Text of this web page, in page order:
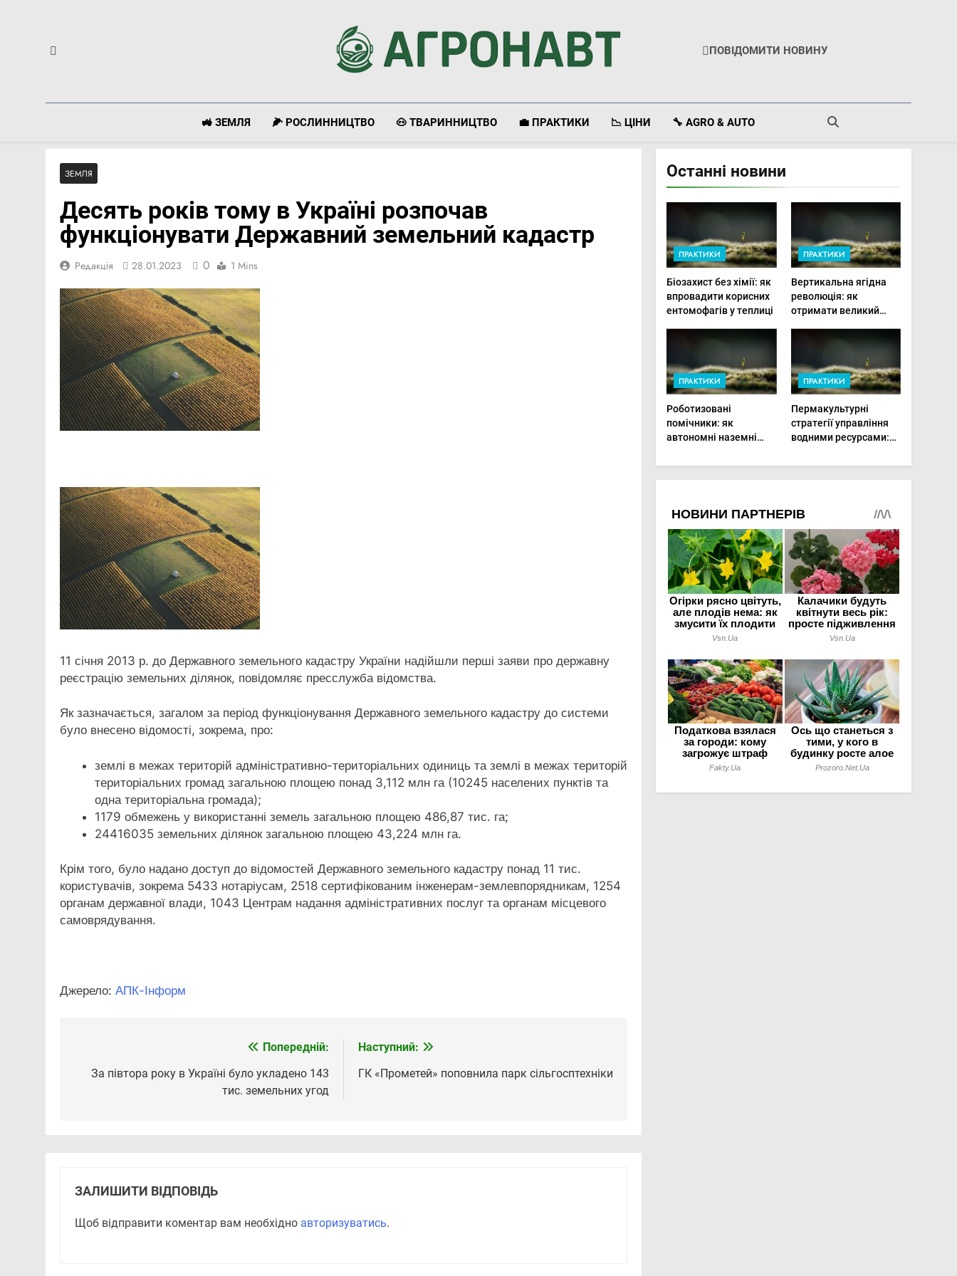
Агронавт
ПОВІДОМИТИ НОВИНУ
🚜 ЗЕМЛЯ 🌽 РОСЛИННИЦТВО 🐽 ТВАРИННИЦТВО 💼 ПРАКТИКИ 📉 ЦІНИ 🔧 AGRO & AUTO
ЗЕМЛЯ
Десять років тому в Україні розпочав
функціонувати Державний земельний кадастр
Редакція 28.01.2023 0 1 Mins
Link
11 січня 2013 р. до Державного земельного кадастру України надійшли перші заяви про державну
реєстрацію земельних ділянок, повідомляє пресслужба відомства.
Як зазначається, загалом за період функціонування Державного земельного кадастру до системи
було внесено відомості, зокрема, про:
землі в межах територій адміністративно-територіальних одиниць та землі в межах територій
територіальних громад загальною площею понад 3,112 млн га (10245 населених пунктів та
одна територіальна громада);
1179 обмежень у використанні земель загальною площею 486,87 тис. га;
24416035 земельних ділянок загальною площею 43,224 млн га.
Крім того, було надано доступ до відомостей Державного земельного кадастру понад 11 тис.
користувачів, зокрема 5433 нотаріусам, 2518 сертифікованим інженерам-землевпорядникам, 1254
органам державної влади, 1043 Центрам надання адміністративних послуг та органам місцевого
самоврядування.
Джерело: АПК-Інформ
записів
Попередній:
За півтора року в Україні було укладено 143
тис. земельних угод
Наступний:
ГК «Прометей» поповнила парк сільгосптехніки
ЗАЛИШИТИ ВІДПОВІДЬ
Щоб відправити коментар вам необхідно авторизуватись.
Останні новини
ПРАКТИКИ
Біозахист без хімії: як
впровадити корисних
ентомофагів у теплиці
ПРАКТИКИ
Вертикальна ягідна
революція: як
отримати великий
мінімальній площі
ПРАКТИКИ
Роботизовані
помічники: як
автономні наземні
догляд за органічними
овочами
ПРАКТИКИ
Пермакультурні
стратегії управління
водними ресурсами:
господарство стійким
до посухи